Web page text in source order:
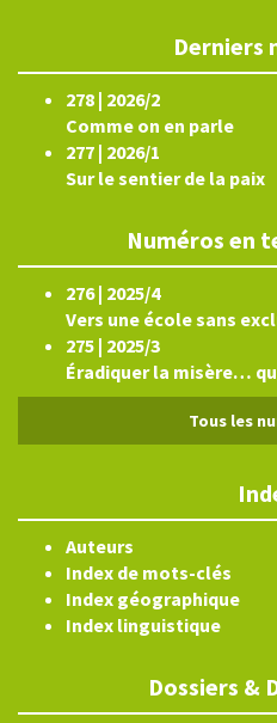
Derniers
278 | 2026/2
Comme on en parle
277 | 2026/1
Sur le sentier de la paix
Numéros en
276 | 2025/4
Vers une école sans
275 | 2025/3
Éradiquer la misère…
Tous les
Auteurs
Index de mots-clés
Index géographique
Index linguistique
Dossiers &